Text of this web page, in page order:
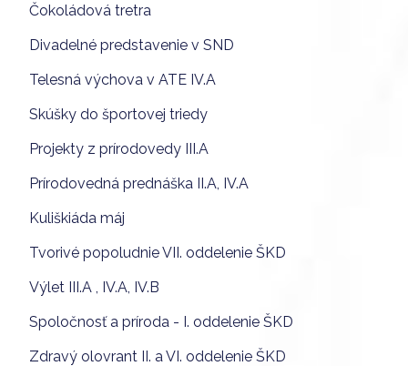
Čokoládová tretra
Divadelné predstavenie v SND
Telesná výchova v ATE IV.A
Skúšky do športovej triedy
Projekty z prírodovedy III.A
Prírodovedná prednáška II.A, IV.A
Kuliškiáda máj
Tvorivé popoludnie VII. oddelenie ŠKD
Výlet III.A , IV.A, IV.B
Spoločnosť a príroda - I. oddelenie ŠKD
Zdravý olovrant II. a VI. oddelenie ŠKD